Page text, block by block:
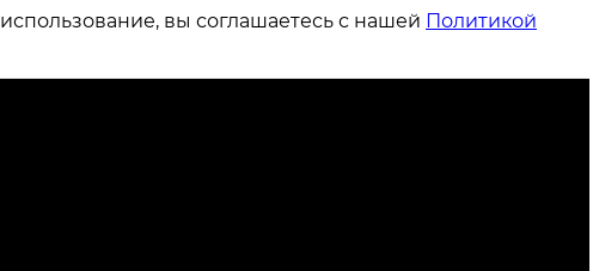
вы соглашаетесь с нашей Политикой